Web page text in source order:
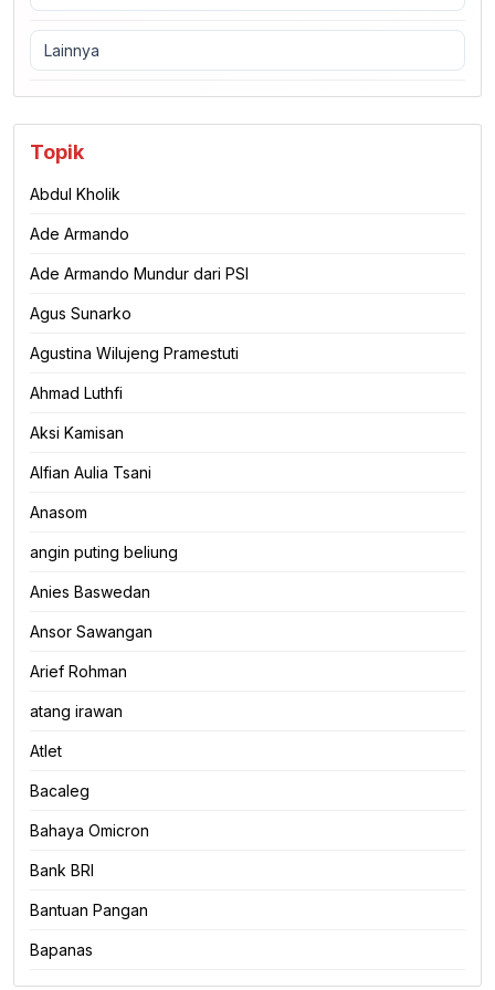
Lainnya
Topik
Abdul Kholik
Ade Armando
Ade Armando Mundur dari PSI
Agus Sunarko
Agustina Wilujeng Pramestuti
Ahmad Luthfi
Aksi Kamisan
Alfian Aulia Tsani
Anasom
angin puting beliung
Anies Baswedan
Ansor Sawangan
Arief Rohman
atang irawan
Atlet
Bacaleg
Bahaya Omicron
Bank BRI
Bantuan Pangan
Bapanas